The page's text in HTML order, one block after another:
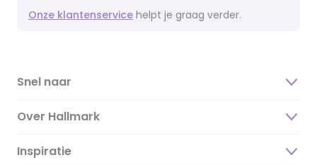
Onze klantenservice helpt je graag verder.
Snel naar
Over Hallmark
Over ons
Inspiratie